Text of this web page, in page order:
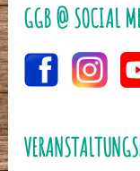
GGB @ SOCIAL